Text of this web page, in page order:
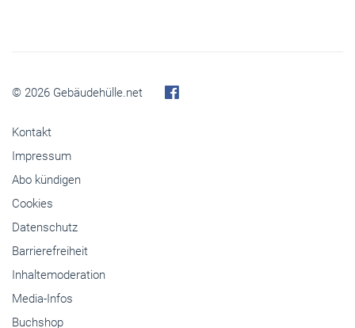
© 2026 Gebäudehülle.net
Kontakt
Impressum
Abo kündigen
Cookies
Datenschutz
Barrierefreiheit
Inhaltemoderation
Media-Infos
Buchshop